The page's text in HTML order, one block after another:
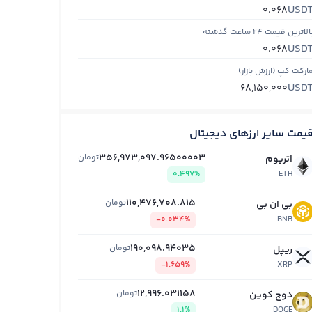
0.068
قیمت ۲۴ ساعت گذشته
0.068
مارکت کپ (ارزش بازار)
68,150,000
قیمت سایر ارزهای دیجیتال
اتریوم
ETH
356,973,097.96500003تومان
0.497%
بی ان بی
BNB
110,476,708.815تومان
-0.034%
ریپل
XRP
190,098.94035تومان
-1.659%
دوج کوین 12,996.031158تومان